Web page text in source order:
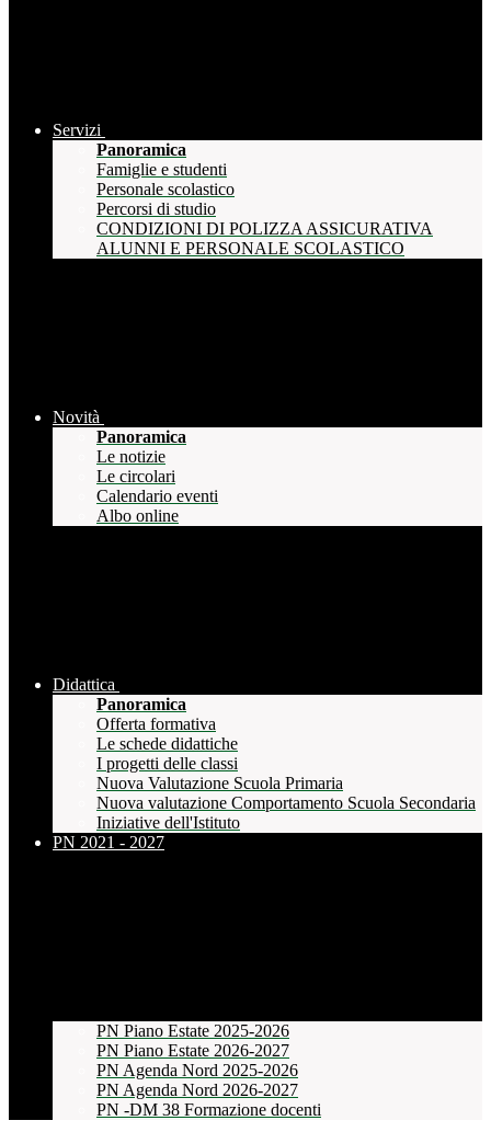
Servizi
Panoramica
Famiglie e studenti
Personale scolastico
Percorsi di studio
CONDIZIONI DI POLIZZA ASSICURATIVA
ALUNNI E PERSONALE SCOLASTICO
Novità
Panoramica
Le notizie
Le circolari
Calendario eventi
Albo online
Didattica
Panoramica
Offerta formativa
Le schede didattiche
I progetti delle classi
Nuova Valutazione Scuola Primaria
Nuova valutazione Comportamento Scuola Secondaria
Iniziative dell'Istituto
PN 2021 - 2027
PN Piano Estate 2025-2026
PN Piano Estate 2026-2027
PN Agenda Nord 2025-2026
PN Agenda Nord 2026-2027
PN -DM 38 Formazione docenti